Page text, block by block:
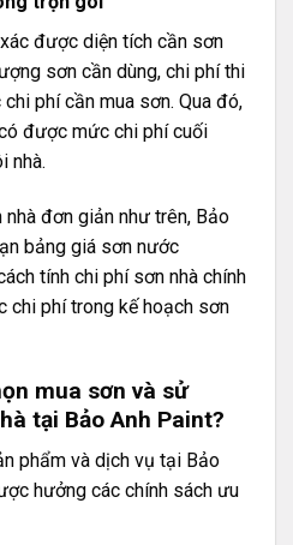
được diện tích cần sơn
sơn cần dùng, chi phí thi
phí cần mua sơn. Qua đó,
được mức chi phí cuối
nhà.
đơn giản như trên, Bảo
bảng giá sơn nước
tính chi phí sơn nhà chính
chi phí trong kế hoạch sơn
mua sơn và sử
tại Bảo Anh Paint?
phẩm và dịch vụ tại Bảo
hưởng các chính sách ưu